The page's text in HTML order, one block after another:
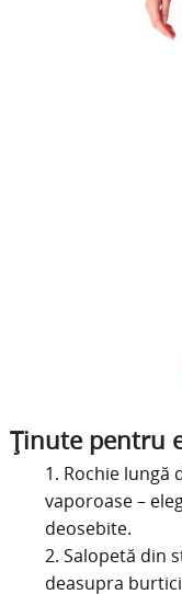
Ținute pentru
Rochie lungă
vaporoase –
deosebite.
Salopetă din
deasupra